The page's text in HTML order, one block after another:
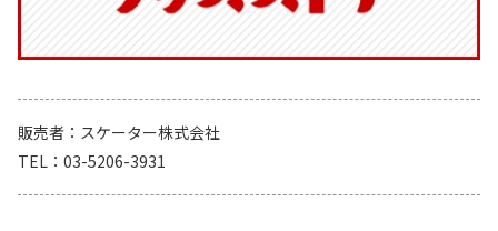
販売者
スケーター株式会社
TEL
03-5206-3931